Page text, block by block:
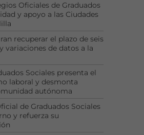
Oficiales de Graduados
y apoyo a las Ciudades
recuperar el plazo de seis
variaciones de datos a la
Sociales presenta el
laboral y desmonta
autónoma
de Graduados Sociales
y refuerza su